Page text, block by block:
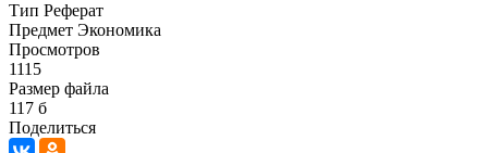
Тип Реферат
Предмет Экономика
Просмотров
1115
Размер файла
117 б
Поделиться